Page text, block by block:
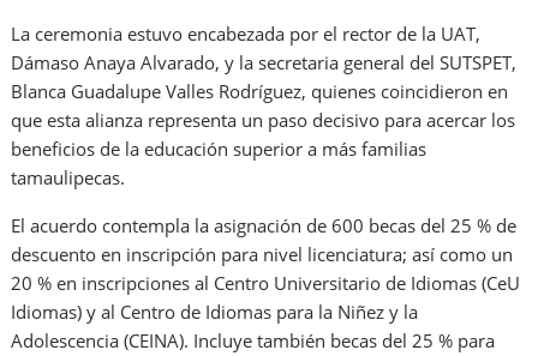
La ceremonia estuvo encabezada por el rector de la UAT,
Dámaso Anaya Alvarado, y la secretaria general del SUTSPET,
Blanca Guadalupe Valles Rodríguez, quienes coincidieron en
que esta alianza representa un paso decisivo para acercar los
beneficios de la educación superior a más familias
tamaulipecas.
El acuerdo contempla la asignación de 600 becas del 25 % de
descuento en inscripción para nivel licenciatura; así como un
20 % en inscripciones al Centro Universitario de Idiomas (CeU
Idiomas) y al Centro de Idiomas para la Niñez y la
Adolescencia (CEINA). Incluye también becas del 25 % para